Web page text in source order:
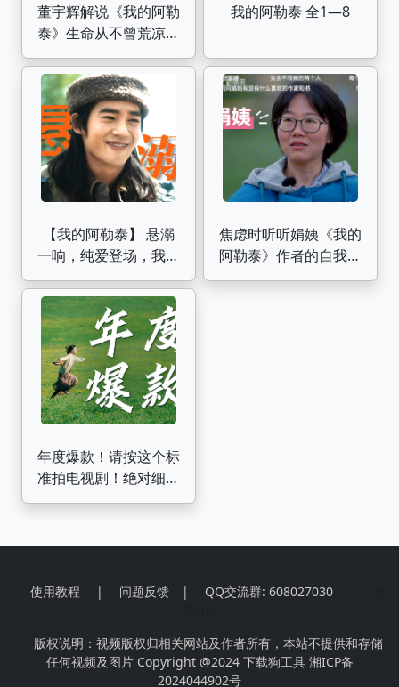
董宇辉解说《我的阿勒
泰》生命从不曾荒凉，
它是一种安静的绝美
我的阿勒泰 全1—8
【我的阿勒泰】 悬溺
一响，纯爱登场，我们
巴太哥哥生来就是搞纯
爱的
焦虑时听听娟姨《我的
阿勒泰》作者的自我经
历，再颠簸的日子也要
年度爆款！请按这个标
准拍电视剧！绝对细糠
《我的阿勒泰》P1
使用教程 | 问题反馈 | QQ交流群: 608027030
版权说明：视频版权归相关网站及作者所有，本站不提供和存储
任何视频及图片 Copyright @2024 下载狗工具 湘ICP备
2024044902号